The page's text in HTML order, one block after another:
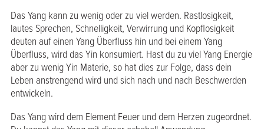
Das Yang kann zu wenig oder zu viel werden. Rastlosigkeit,
lautes Sprechen, Schnelligkeit, Verwirrung und Kopflosigkeit
deuten auf einen Yang Überfluss hin und bei einem Yang
Überfluss, wird das Yin konsumiert. Hast du zu viel Yang Energie
aber zu wenig Yin Materie, so hat dies zur Folge, dass dein
Leben anstrengend wird und sich nach und nach Beschwerden
entwickeln.
Das Yang wird dem Element Feuer und dem Herzen zugeordnet.